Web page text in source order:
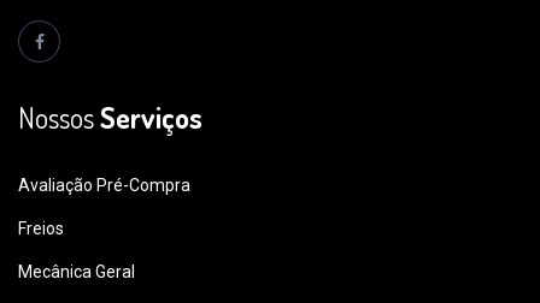
NossosServiços
Avaliação Pré-Compra
Freios
Mecânica Geral